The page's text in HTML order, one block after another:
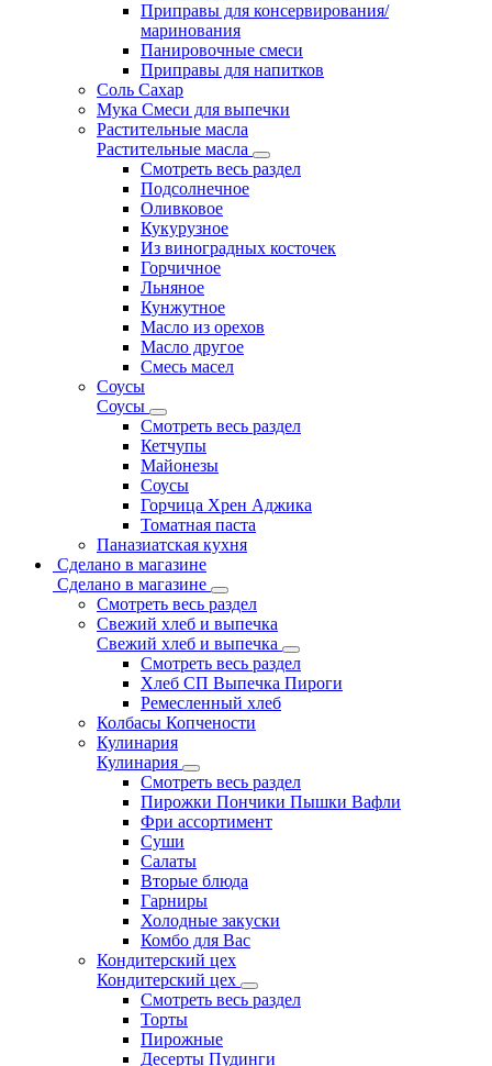
Приправы для консервирования/
маринования
Панировочные смеси
Приправы для напитков
Соль Сахар
Мука Смеси для выпечки
Растительные масла
Растительные масла
Смотреть весь раздел
Подсолнечное
Оливковое
Кукурузное
Из виноградных косточек
Горчичное
Льняное
Кунжутное
Масло из орехов
Масло другое
Смесь масел
Соусы
Соусы
Смотреть весь раздел
Кетчупы
Майонезы
Соусы
Горчица Хрен Аджика
Томатная паста
Паназиатская кухня
Сделано в магазине
Сделано в магазине
Смотреть весь раздел
Свежий хлеб и выпечка
Свежий хлеб и выпечка
Смотреть весь раздел
Хлеб СП Выпечка Пироги
Ремесленный хлеб
Колбасы Копчености
Кулинария
Кулинария
Смотреть весь раздел
Пирожки Пончики Пышки Вафли
Фри ассортимент
Суши
Салаты
Вторые блюда
Гарниры
Холодные закуски
Комбо для Вас
Кондитерский цех
Кондитерский цех
Смотреть весь раздел
Торты
Пирожные
Десерты Пудинги